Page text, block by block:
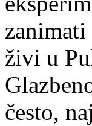
živi u
često,